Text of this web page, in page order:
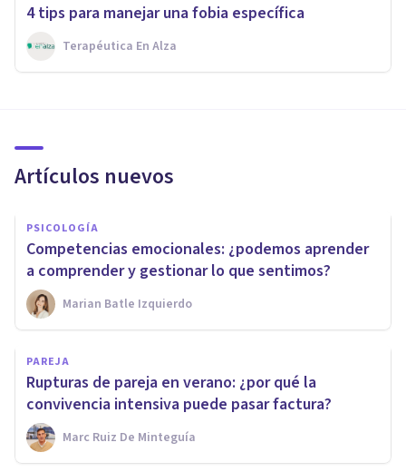
4 tips para manejar una fobia específica
Terapéutica En Alza
Artículos nuevos
PSICOLOGÍA
Competencias emocionales: ¿podemos aprender
a comprender y gestionar lo que sentimos?
Marian Batle Izquierdo
PAREJA
Rupturas de pareja en verano: ¿por qué la
convivencia intensiva puede pasar factura?
Marc Ruiz De Minteguía